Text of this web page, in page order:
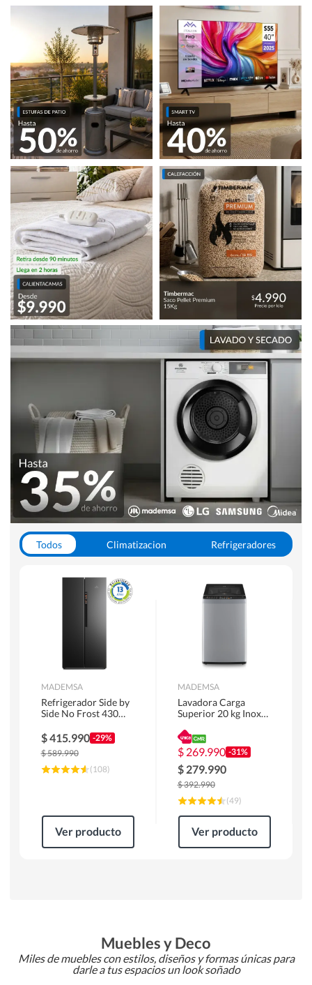
Todos Climatizacion
Refrigeradores
Hornos y Microondas
MADEMSA
Refrigerador Side by
Side No Frost 430
MAS430B
$415.990 -29%
$589.990
(108)
Ver producto
MADEMSA
Lavadora Carga
Superior 20 kg Inox
$ 269.990 -31%
$ 279.990
$392.990
(49)
Ver producto
Muebles y Deco
Miles de muebles con estilos, diseños y formas únicas para
darle a tus espacios un look soñado